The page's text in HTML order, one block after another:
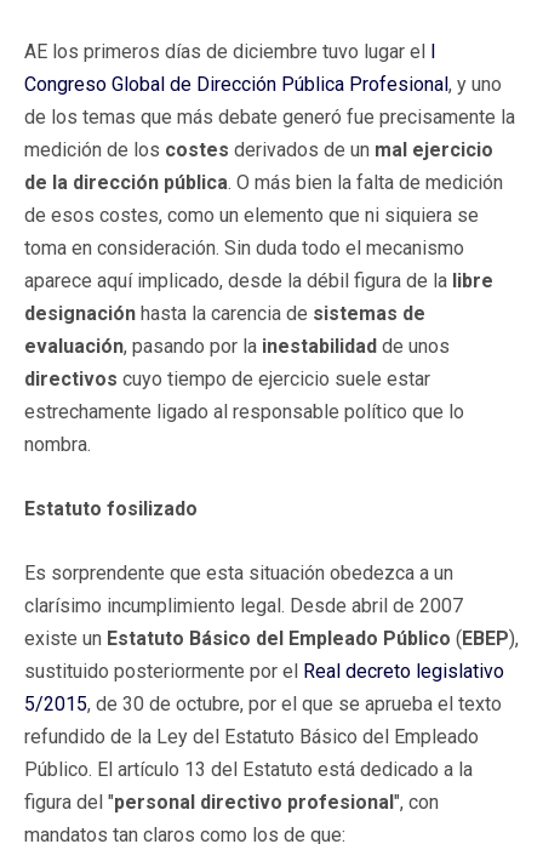
AE los primeros días de diciembre tuvo lugar el I
Congreso Global de Dirección Pública Profesional, y uno
de los temas que más debate generó fue precisamente la
medición de los costes derivados de un mal ejercicio
de la dirección pública. O más bien la falta de medición
de esos costes, como un elemento que ni siquiera se
toma en consideración. Sin duda todo el mecanismo
aparece aquí implicado, desde la débil figura de la libre
designación hasta la carencia de sistemas de
evaluación, pasando por la inestabilidad de unos
directivos cuyo tiempo de ejercicio suele estar
estrechamente ligado al responsable político que lo
nombra.
Estatuto fosilizado
Es sorprendente que esta situación obedezca a un
clarísimo incumplimiento legal. Desde abril de 2007
existe un Estatuto Básico del Empleado Público (EBEP),
sustituido posteriormente por el Real decreto legislativo
5/2015, de 30 de octubre, por el que se aprueba el texto
refundido de la Ley del Estatuto Básico del Empleado
Público. El artículo 13 del Estatuto está dedicado a la
figura del "personal directivo profesional", con
mandatos tan claros como los de que: